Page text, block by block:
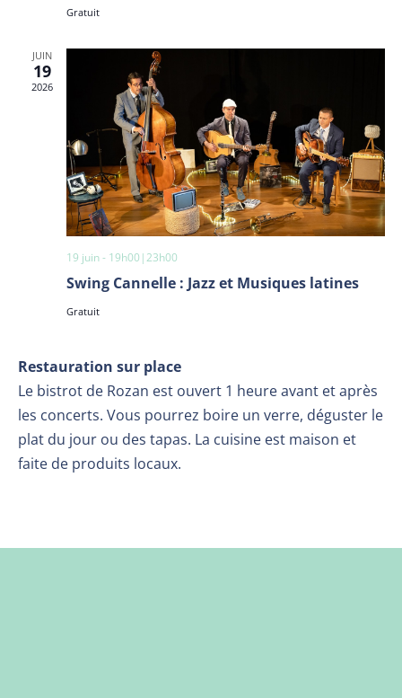
Gratuit
JUIN
19
2026
19 juin - 19h00 |23h00
Swing Cannelle : Jazz et Musiques latines
Gratuit
Restauration sur place
Le bistrot de Rozan est ouvert 1 heure avant et après
les concerts. Vous pourrez boire un verre, déguster le
plat du jour ou des tapas. La cuisine est maison et
faite de produits locaux.